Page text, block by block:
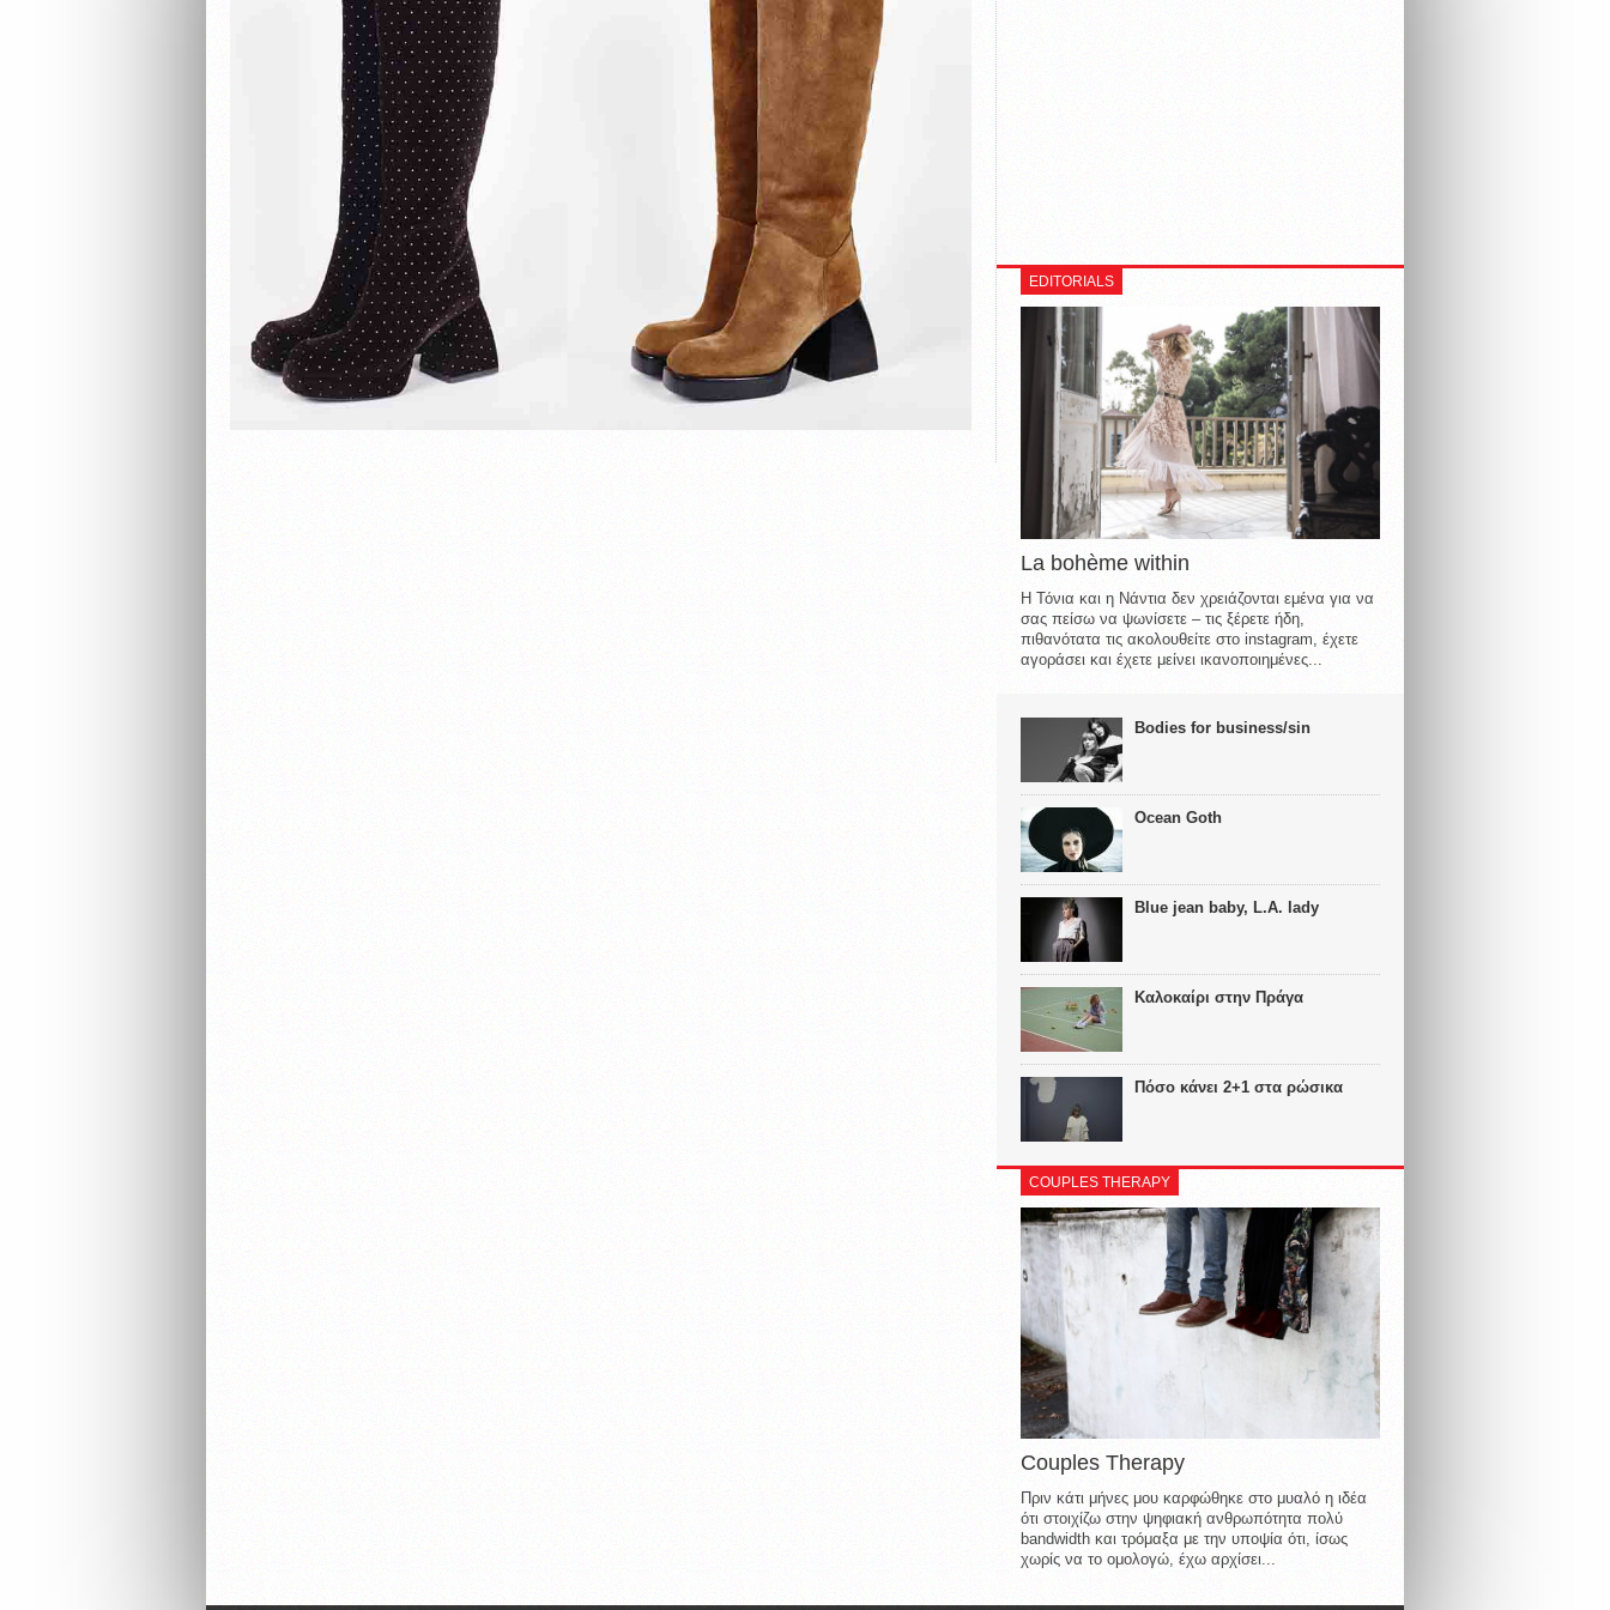
EDITORIALS
La bohème within
Η Τόνια και η Νάντια δεν χρειάζονται εμένα για να
σας πείσω να ψωνίσετε – τις ξέρετε ήδη,
πιθανότατα τις ακολουθείτε στο instagram, έχετε
αγοράσει και έχετε μείνει ικανοποιημένες...
Bodies for business/sin
Ocean Goth
Blue jean baby, L.A. lady
Καλοκαίρι στην Πράγα
Πόσο κάνει 2+1 στα ρώσικα
COUPLES THERAPY
Couples Therapy
Πριν κάτι μήνες μου καρφώθηκε στο μυαλό η ιδέα
ότι στοιχίζω στην ψηφιακή ανθρωπότητα πολύ
bandwidth και τρόμαξα με την υποψία ότι, ίσως
χωρίς να το ομολογώ, έχω αρχίσει...